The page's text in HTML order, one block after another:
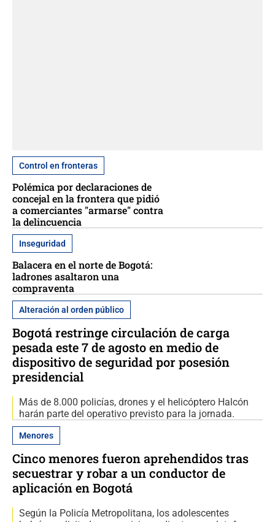
Control en fronteras
Polémica por declaraciones de
concejal en la frontera que pidió
a comerciantes "armarse" contra
la delincuencia
Inseguridad
Balacera en el norte de Bogotá:
ladrones asaltaron una
compraventa
Alteración al orden público
Bogotá restringe circulación de carga
pesada este 7 de agosto en medio de
dispositivo de seguridad por posesión
presidencial
Más de 8.000 policías, drones y el helicóptero Halcón
harán parte del operativo previsto para la jornada.
Menores
Cinco menores fueron aprehendidos tras
secuestrar y robar a un conductor de
aplicación en Bogotá
Según la Policía Metropolitana, los adolescentes